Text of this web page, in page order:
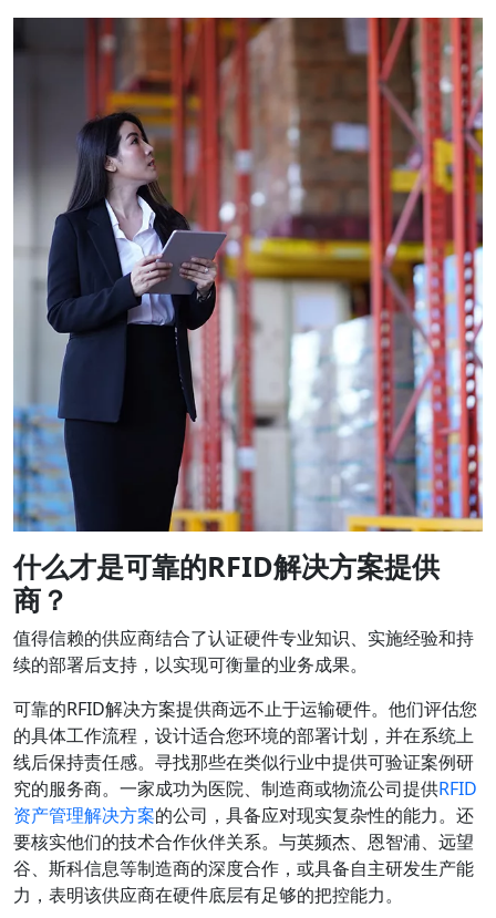
什么才是可靠的RFID解决方案提供
商？
值得信赖的供应商结合了认证硬件专业知识、实施经验和持
续的部署后支持，以实现可衡量的业务成果。
可靠的RFID解决方案提供商远不止于运输硬件。他们评估您
的具体工作流程，设计适合您环境的部署计划，并在系统上
线后保持责任感。寻找那些在类似行业中提供可验证案例研
究的服务商。一家成功为医院、制造商或物流公司提供RFID
资产管理解决方案的公司，具备应对现实复杂性的能力。还
要核实他们的技术合作伙伴关系。与英频杰、恩智浦、远望
谷、斯科信息等制造商的深度合作，或具备自主研发生产能
力，表明该供应商在硬件底层有足够的把控能力。